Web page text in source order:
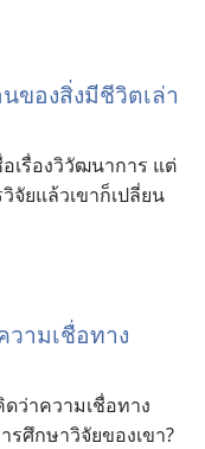
ของ​สิ่ง​มี​ชีวิต​เล่า​
อ​เรื่อง​วิวัฒนาการ แต่​
จัย​แล้ว​เขา​ก็​เปลี่ยน​
วามเชื่อทาง
ดว่าความเชื่อทาง
รศึกษาวิจัยของเขา?